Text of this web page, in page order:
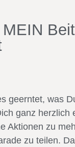
geerntet, was
ganz herzlich
Aktionen zu
zu teilen.